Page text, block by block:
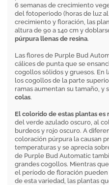
6 semanas de crecimiento
del fotoperiodo (horas de luz
crecimiento y floración, las
altura de 90 a 140 cm y
púrpura llenas de resina.
Las flores de Purple Bud
cálices de punta que se
cogollos sólidos y gruesos. En
los cogollos de la parte
ramas aumentan su tamaño, y
colas.
El colorido de estas plantas es
del verde azulado oscuro, al
burdeos y rojo oscuro. A
coloración púrpura la causan
temperaturas y se aprecia
de Purple Bud Automatic
grandes cogollos. Mientras
el período de floración
de esta variedad, las plantas